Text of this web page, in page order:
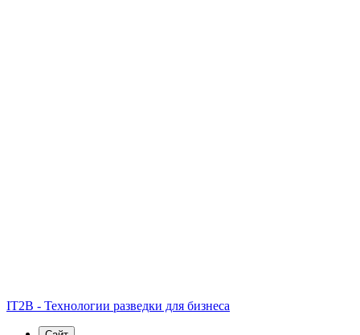
IT2B - Технологии разведки для бизнеса